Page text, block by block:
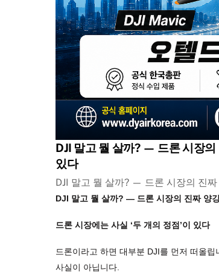
DJI 말고 뭘 살까? — 드론 시장
있다
DJI 말고 뭘 살까? — 드론 시장의 진
DJI 말고 뭘 살까? — 드론 시장의 진짜 양
드론 시장에는 사실 ‘두 개의 정점’이 있다
드론이라고 하면 대부분 DJI를 먼저 떠올
사실이 아닙니다.